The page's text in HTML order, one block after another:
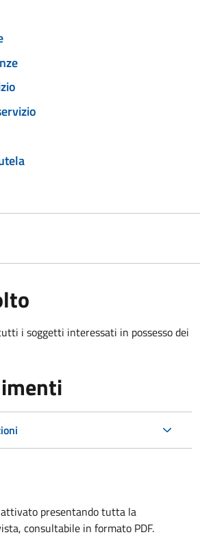
i soggetti interessati in possesso dei
presentando tutta la
consultabile in formato PDF.